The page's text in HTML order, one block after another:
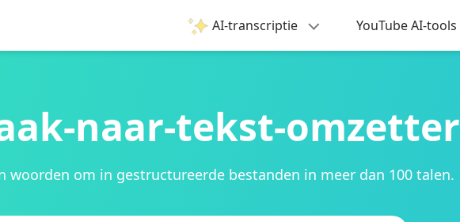
AI-transcriptie YouTube AI-tools
naar-tekst-omzetter
woorden om in gestructureerde bestanden in meer dan 100 talen.